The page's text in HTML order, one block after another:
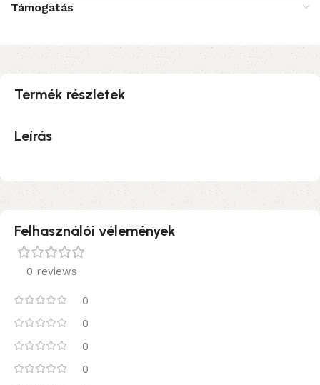
Támogatás
Termék részletek
Leírás
Felhasználói vélemények
0 reviews
0
0
0
0